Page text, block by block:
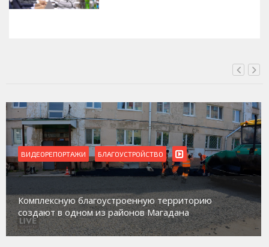
ВИДЕОРЕПОРТАЖИ
Магадан присоединился к пилотному проекту по
работе с несовершеннолетними из групп
социального риска «Переправа»